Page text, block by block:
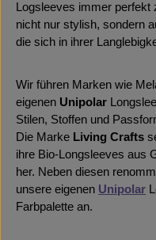
Logsleeves immer
nicht nur stylish, sondern
die sich in ihrer
Wir führen Marken wie
eigenen Unipolar
Stilen, Stoffen und
Die Marke Living Crafts
ihre Bio-Longsleeves aus
her. Neben diesen
unsere eigenen Unipolar
Farbpalette an.